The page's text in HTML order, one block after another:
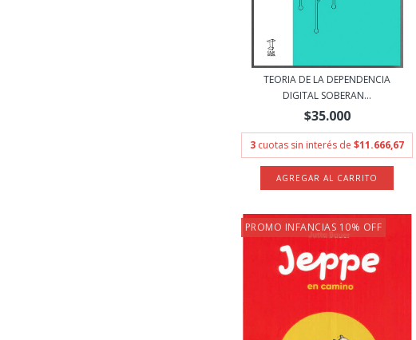
TEORIA DE LA DEPENDENCIA
DIGITAL SOBERAN...
$35.000
3 cuotas sin interés de$11.666,67
PROMO INFANCIAS 10% OFF